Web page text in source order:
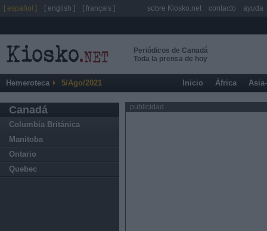
Periódicos de Canadá
Toda la prensa de hoy
Hemeroteca 5/Ago/2021 Inicio África
Canadá
Columbia Británica
Manitoba
Ontario
Quebec
publicidad
[ español ] [ english ] [ français ] sobre Kiosko.net contacto ayuda